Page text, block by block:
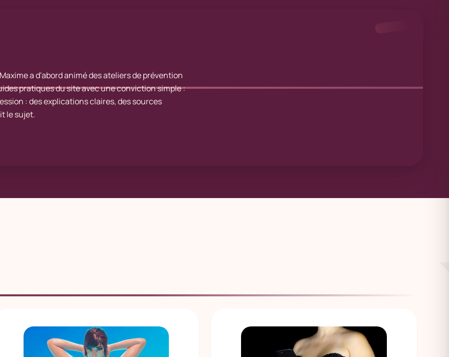
a d'abord animé des ateliers de prévention
pratiques du site avec une conviction simple :
: des explications claires, des sources
le sujet.